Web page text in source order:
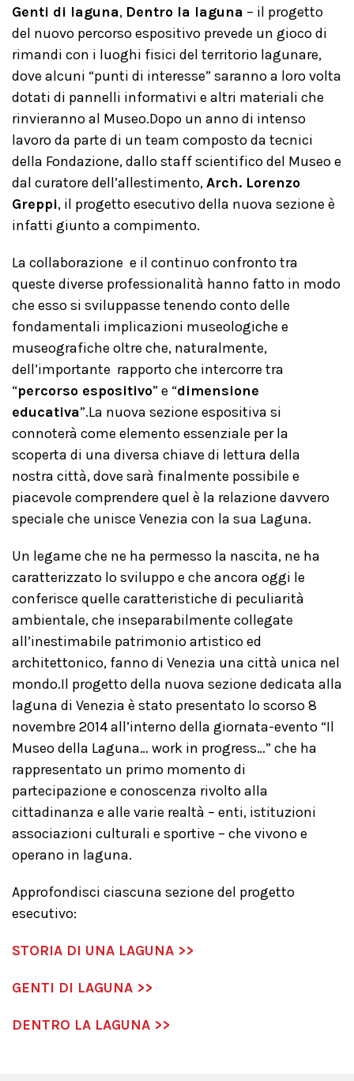
Genti di laguna, Dentro la laguna – il progetto
del nuovo percorso espositivo prevede un gioco di
rimandi con i luoghi fisici del territorio lagunare,
dove alcuni “punti di interesse” saranno a loro volta
dotati di pannelli informativi e altri materiali che
rinvieranno al Museo.Dopo un anno di intenso
lavoro da parte di un team composto da tecnici
della Fondazione, dallo staff scientifico del Museo e
dal curatore dell’allestimento,Arch. Lorenzo
Greppi, il progetto esecutivo della nuova sezione è
infatti giunto a compimento.
La collaborazione e il continuo confronto tra
queste diverse professionalità hanno fatto in modo
che esso si sviluppasse tenendo conto delle
fondamentali implicazioni museologiche e
museografiche oltre che, naturalmente,
dell’importante rapporto che intercorre tra
“percorso espositivo” e “dimensione
educativa”.La nuova sezione espositiva si
connoterà come elemento essenziale per la
scoperta di una diversa chiave di lettura della
nostra città, dove sarà finalmente possibile e
piacevole comprendere quel è la relazione davvero
speciale che unisce Venezia con la sua Laguna.
Un legame che ne ha permesso la nascita, ne ha
caratterizzato lo sviluppo e che ancora oggi le
conferisce quelle caratteristiche di peculiarità
ambientale, che inseparabilmente collegate
all’inestimabile patrimonio artistico ed
architettonico, fanno di Venezia una città unica nel
mondo.Il progetto della nuova sezione dedicata alla
laguna di Venezia è stato presentato lo scorso 8
novembre 2014 all’interno della giornata-evento “Il
Museo della Laguna… work in progress…” che ha
rappresentato un primo momento di
partecipazione e conoscenza rivolto alla
cittadinanza e alle varie realtà – enti, istituzioni
associazioni culturali e sportive – che vivono e
operano in laguna.
Approfondisci ciascuna sezione del progetto
esecutivo:
STORIA DI UNA LAGUNA >>
GENTI DI LAGUNA >>
DENTRO LA LAGUNA >>